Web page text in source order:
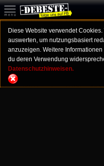
Diese Website verwendet
auswerten, um nutzungsbasiert
anzuzeigen. Weitere
du deren Verwendung
Datenschutzhinweisen.